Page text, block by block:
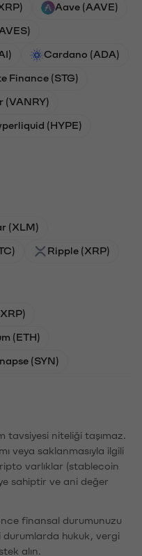
Aave (AAVE)
Cardano (ADA)
Finance (STG)
(VANRY)
(HYPE)
(XLM)
Ripple (XRP)
(ETH)
(SYN)
tavsiyesi niteliği taşımaz.
veya saklanmasıyla ilgili
varlıklar (stablecoin
sahiptir ve ani değer
finansal durumunuzu
hukuk, vergi
alın.